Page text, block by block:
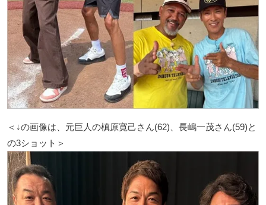
＜↓の画像は、元巨人の槙原寛己さん(62)、長嶋一茂さん(59)と
の3ショット＞